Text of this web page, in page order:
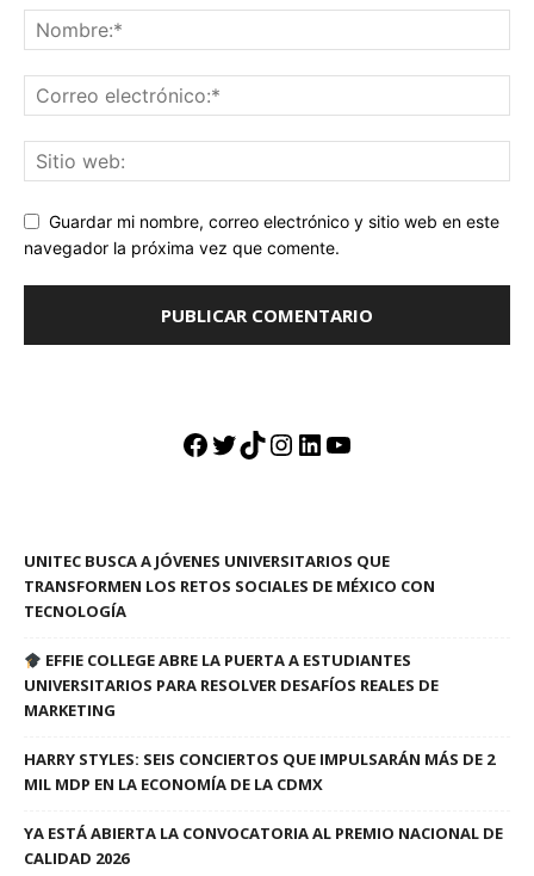
Guardar mi nombre, correo electrónico y sitio web en este
navegador la próxima vez que comente.
Facebook
Twitter
TikTok
Instagram
LinkedIn
YouTube
UNITEC BUSCA A JÓVENES UNIVERSITARIOS QUE
TRANSFORMEN LOS RETOS SOCIALES DE MÉXICO CON
TECNOLOGÍA
EFFIE COLLEGE ABRE LA PUERTA A ESTUDIANTES
UNIVERSITARIOS PARA RESOLVER DESAFÍOS REALES DE
MARKETING
HARRY STYLES: SEIS CONCIERTOS QUE IMPULSARÁN MÁS DE 2
MIL MDP EN LA ECONOMÍA DE LA CDMX
YA ESTÁ ABIERTA LA CONVOCATORIA AL PREMIO NACIONAL DE
CALIDAD 2026